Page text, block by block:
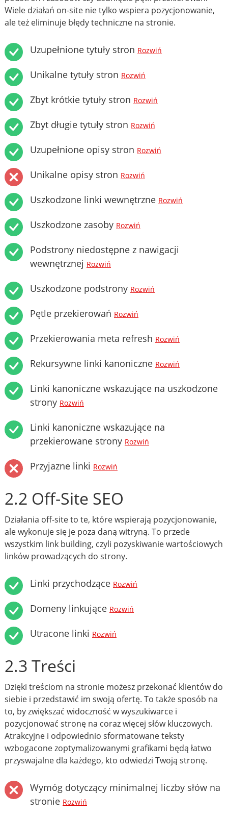
Wiele działań on-site nie tylko wspiera pozycjonowanie,
ale też eliminuje błędy techniczne na stronie.
Uzupełnione tytuły stron Rozwiń
Unikalne tytuły stron Rozwiń
Zbyt krótkie tytuły stron Rozwiń
Zbyt długie tytuły stron Rozwiń
Uzupełnione opisy stron Rozwiń
Unikalne opisy stron Rozwiń
Uszkodzone linki wewnętrzne Rozwiń
Uszkodzone zasoby Rozwiń
Podstrony niedostępne z nawigacji
wewnętrznej Rozwiń
Uszkodzone podstrony Rozwiń
Pętle przekierowań Rozwiń
Przekierowania meta refresh Rozwiń
Rekursywne linki kanoniczne Rozwiń
Linki kanoniczne wskazujące na uszkodzone
strony Rozwiń
Linki kanoniczne wskazujące na
przekierowane strony Rozwiń
Przyjazne linki Rozwiń
2.2 Off-Site SEO
Działania off-site to te, które wspierają pozycjonowanie,
ale wykonuje się je poza daną witryną. To przede
wszystkim link building, czyli pozyskiwanie wartościowych
linków prowadzących do strony.
Linki przychodzące Rozwiń
Domeny linkujące Rozwiń
Utracone linki Rozwiń
2.3 Treści
Dzięki treściom na stronie możesz przekonać klientów do
siebie i przedstawić im swoją ofertę. To także sposób na
to, by zwiększać widoczność w wyszukiwarce i
pozycjonować stronę na coraz więcej słów kluczowych.
Atrakcyjne i odpowiednio sformatowane teksty
wzbogacone zoptymalizowanymi grafikami będą łatwo
przyswajalne dla każdego, kto odwiedzi Twoją stronę.
Wymóg dotyczący minimalnej liczby słów na
stronie Rozwiń